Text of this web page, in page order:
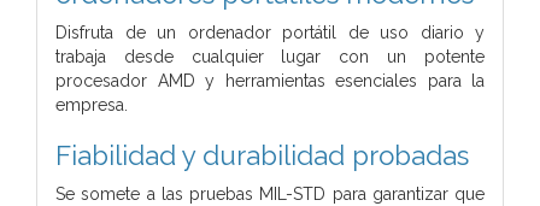
Disfruta de un ordenador portátil de uso diario y
trabaja desde cualquier lugar con un potente
procesador AMD y herramientas esenciales para la
empresa.
Fiabilidad y durabilidad probadas
Se somete a las pruebas MIL-STD para garantizar que